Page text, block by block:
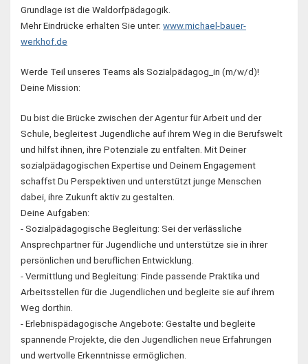
Grundlage ist die Waldorfpädagogik.
Mehr Eindrücke erhalten Sie unter: www.michael-bauer-
werkhof.de
Werde Teil unseres Teams als Sozialpädagog_in (m/w/d)!
Deine Mission:
Du bist die Brücke zwischen der Agentur für Arbeit und der
Schule, begleitest Jugendliche auf ihrem Weg in die Berufswelt
und hilfst ihnen, ihre Potenziale zu entfalten. Mit Deiner
sozialpädagogischen Expertise und Deinem Engagement
schaffst Du Perspektiven und unterstützt junge Menschen
dabei, ihre Zukunft aktiv zu gestalten.
Deine Aufgaben:
- Sozialpädagogische Begleitung: Sei der verlässliche
Ansprechpartner für Jugendliche und unterstütze sie in ihrer
persönlichen und beruflichen Entwicklung.
- Vermittlung und Begleitung: Finde passende Praktika und
Arbeitsstellen für die Jugendlichen und begleite sie auf ihrem
Weg dorthin.
- Erlebnispädagogische Angebote: Gestalte und begleite
spannende Projekte, die den Jugendlichen neue Erfahrungen
und wertvolle Erkenntnisse ermöglichen.